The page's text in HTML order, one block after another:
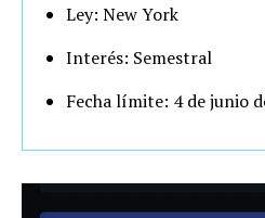
Ley: New York
Interés: Semestral
Fecha límite: 4 de junio